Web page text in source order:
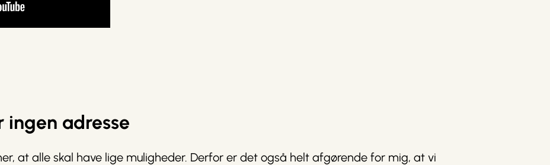
ingen adresse
at alle skal have lige muligheder. Derfor er det også helt afgørende for mig, at vi